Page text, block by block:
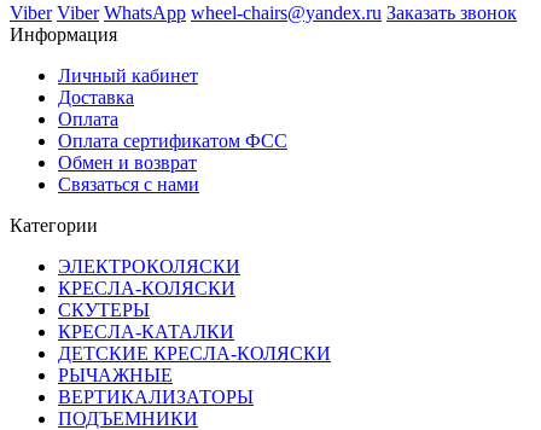
Viber Viber WhatsApp wheel-chairs@yandex.ru Заказать звонок
Информация
Личный кабинет
Доставка
Оплата
Оплата сертификатом ФСС
Обмен и возврат
Связаться с нами
Категории
ЭЛЕКТРОКОЛЯСКИ
КРЕСЛА-КОЛЯСКИ
СКУТЕРЫ
КРЕСЛА-КАТАЛКИ
ДЕТСКИЕ КРЕСЛА-КОЛЯСКИ
РЫЧАЖНЫЕ
ВЕРТИКАЛИЗАТОРЫ
ПОДЪЕМНИКИ